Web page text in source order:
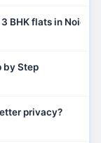
BHK flats in Noida?
by Step
privacy?